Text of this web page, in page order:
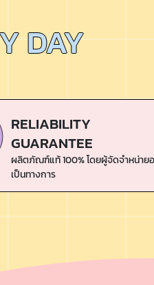
DAY
RELIABILITY
GUARANTEE
ผลิตภัณฑ์แท้ 100% โดยผู้จัดจําหน่าย
เป็นทางการ